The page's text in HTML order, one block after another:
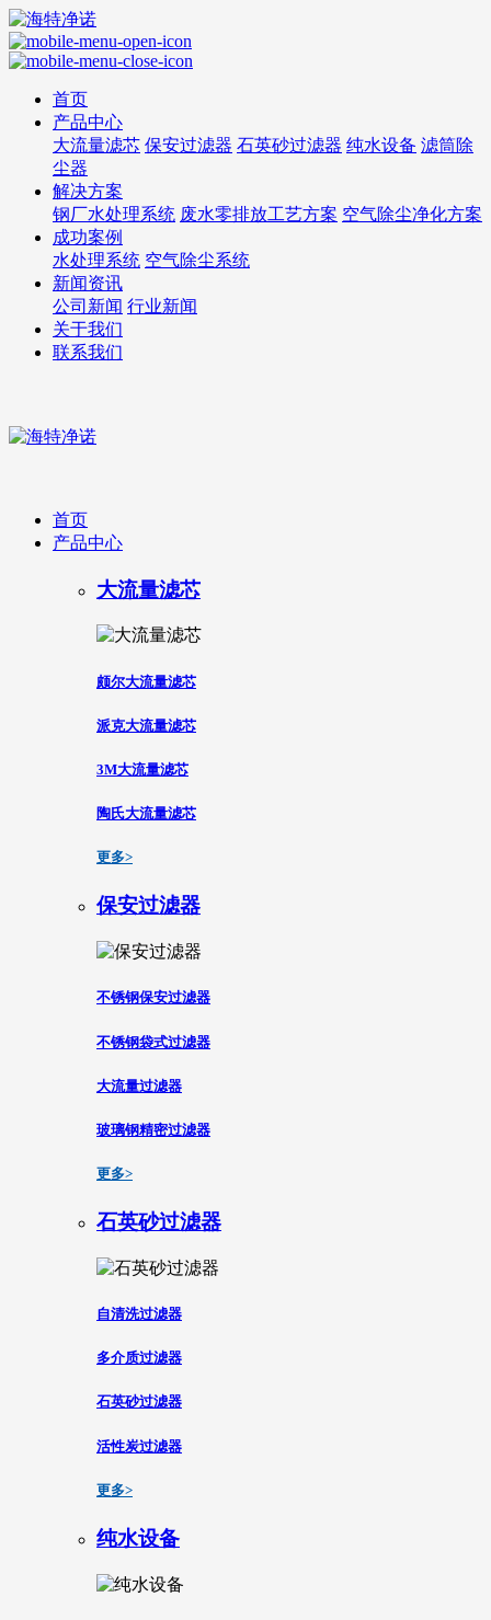
首页
产品中心
大流量滤芯 保安过滤器 石英砂过滤器 纯水设备 滤筒除
尘器
解决方案
钢厂水处理系统 废水零排放工艺方案 空气除尘净化方案
成功案例
水处理系统 空气除尘系统
新闻资讯
公司新闻 行业新闻
关于我们
联系我们
首页
产品中心
大流量滤芯
颇尔大流量滤芯
派克大流量滤芯
3M大流量滤芯
陶氏大流量滤芯
更多>
保安过滤器
不锈钢保安过滤器
不锈钢袋式过滤器
大流量过滤器
玻璃钢精密过滤器
更多>
石英砂过滤器
自清洗过滤器
多介质过滤器
石英砂过滤器
活性炭过滤器
更多>
纯水设备